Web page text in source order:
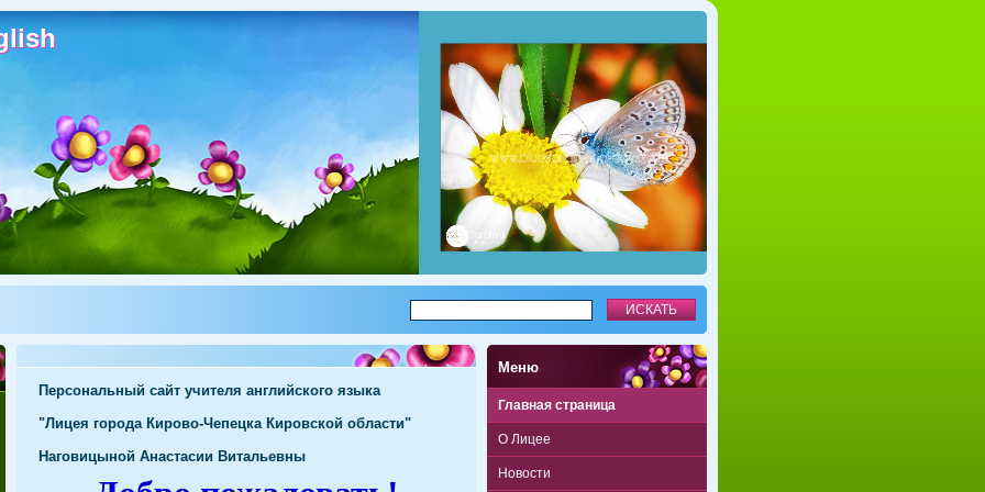
Персональный сайт учителя английского языка
"Лицея города Кирово-Чепецка Кировской области"
Наговицыной Анастасии Витальевны
Mеню
Главная страница
О Лицее
Новости